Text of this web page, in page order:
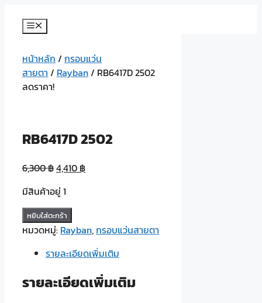
Menu
หน้าหลัก / กรอบแว่น
สายตา / Rayban/ RB6417D 2502
ลดราคา!
RB6417D 2502
6,300฿4,410 ฿
มีสินค้าอยู่ 1
จำนวน
RB6417D
หยิบใส่ตะกร้า
หมวดหมู่: Rayban,กรอบแว่นสายตา
รายละเอียดเพิ่มเติม
รายละเอียดเพิ่มเติม